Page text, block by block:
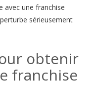
avec une franchise
sérieusement
obtenir
franchise